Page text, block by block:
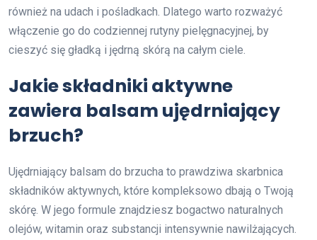
również na udach i pośladkach. Dlatego warto rozważyć
włączenie go do codziennej rutyny pielęgnacyjnej, by
cieszyć się gładką i jędrną skórą na całym ciele.
Jakie składniki aktywne
zawiera balsam ujędrniający
brzuch?
Ujędrniający balsam do brzucha to prawdziwa skarbnica
składników aktywnych, które kompleksowo dbają o Twoją
skórę. W jego formule znajdziesz bogactwo naturalnych
olejów, witamin oraz substancji intensywnie nawilżających.